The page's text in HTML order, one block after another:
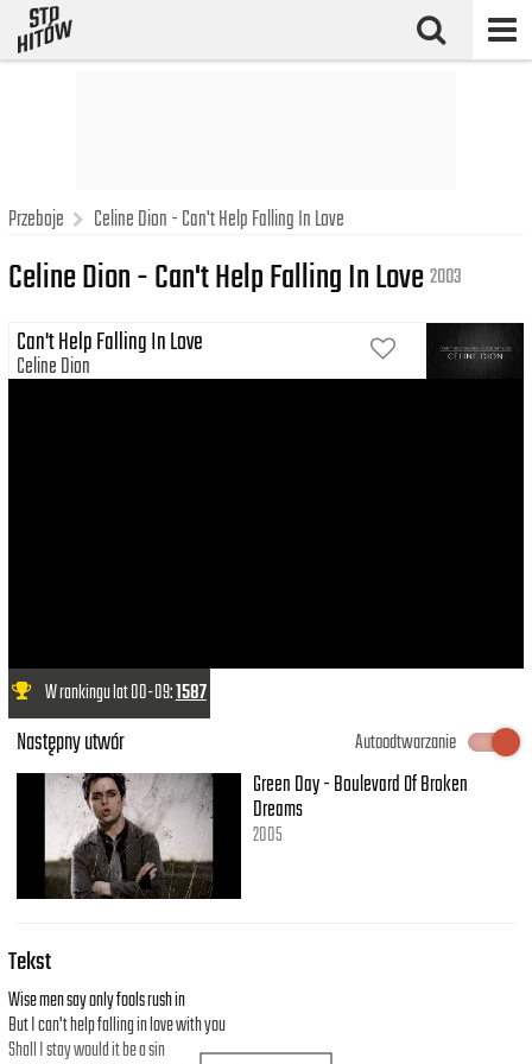
Przeboje Celine Dion - Can't Help Falling In Love
Celine Dion - Can't Help Falling In Love2003
Can't Help Falling In Love
Celine Dion
W rankingu lat 00-09:1587
Następny utwór
Autoodtwarzanie
Green Day - Boulevard Of Broken
Dreams
2005
Tekst
Wise men say only fools rush in
But I can't help falling in love with you
Shall I stay would it be a sin